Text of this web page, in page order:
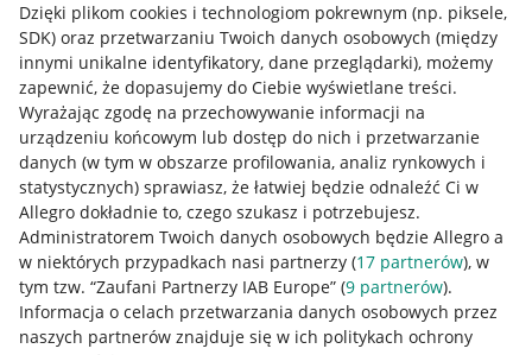
Dzięki plikom cookies i technologiom pokrewnym (np. piksele,
SDK) oraz przetwarzaniu Twoich danych osobowych (między
innymi unikalne identyfikatory, dane przeglądarki), możemy
zapewnić, że dopasujemy do Ciebie wyświetlane treści.
Wyrażając zgodę na przechowywanie informacji na
urządzeniu końcowym lub dostęp do nich i przetwarzanie
danych (w tym w obszarze profilowania, analiz rynkowych i
statystycznych) sprawiasz, że łatwiej będzie odnaleźć Ci w
Allegro dokładnie to, czego szukasz i potrzebujesz.
Administratorem Twoich danych osobowych będzie Allegro a
w niektórych przypadkach nasi partnerzy (17 partnerów), w
tym tzw. “Zaufani Partnerzy IAB Europe” (9 partnerów).
Informacja o celach przetwarzania danych osobowych przez
naszych partnerów znajduje się w ich politykach ochrony
Nawigacja
Przydatne informacje
Jak to działa
Napisz do nas